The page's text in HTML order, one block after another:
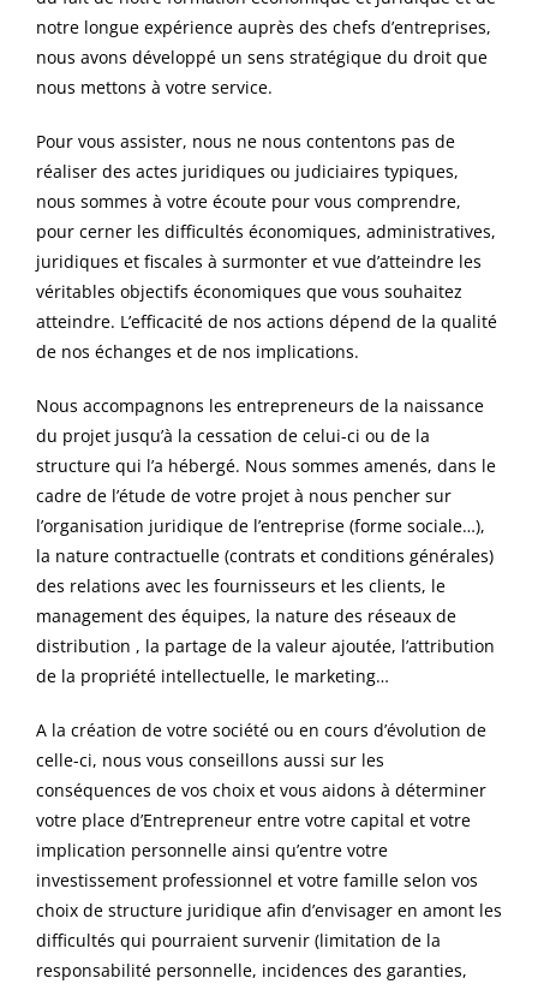
notre longue expérience auprès des chefs d’entreprises,
nous avons développé un sens stratégique du droit que
nous mettons à votre service.
Pour vous assister, nous ne nous contentons pas de
réaliser des actes juridiques ou judiciaires typiques,
nous sommes à votre écoute pour vous comprendre,
pour cerner les difficultés économiques, administratives,
juridiques et fiscales à surmonter et vue d’atteindre les
véritables objectifs économiques que vous souhaitez
atteindre. L’efficacité de nos actions dépend de la qualité
de nos échanges et de nos implications.
Nous accompagnons les entrepreneurs de la naissance
du projet jusqu’à la cessation de celui-ci ou de la
structure qui l’a hébergé. Nous sommes amenés, dans le
cadre de l’étude de votre projet à nous pencher sur
l’organisation juridique de l’entreprise (forme sociale…),
la nature contractuelle (contrats et conditions générales)
des relations avec les fournisseurs et les clients, le
management des équipes, la nature des réseaux de
distribution , la partage de la valeur ajoutée, l’attribution
de la propriété intellectuelle, le marketing…
A la création de votre société ou en cours d’évolution de
celle-ci, nous vous conseillons aussi sur les
conséquences de vos choix et vous aidons à déterminer
votre place d’Entrepreneur entre votre capital et votre
implication personnelle ainsi qu’entre votre
investissement professionnel et votre famille selon vos
choix de structure juridique afin d’envisager en amont les
difficultés qui pourraient survenir (limitation de la
responsabilité personnelle, incidences des garanties,